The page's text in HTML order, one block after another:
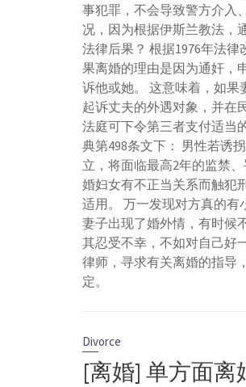
事犯罪，不会导致警方介入
况，因为根据伊斯兰教法，
法律后果？ 根据1976年法
果离婚的理由是因为通奸，
诉他或她。 这意味着，如
起诉丈夫的外遇对象，并在
法庭可下令第三者支付适当
典第498条文下： 男性若诱
立，将面临最高2年的监禁
婚妇女有不正当关系而触犯
适用。 万一发现对方真的
妻子出现了婚外情，有时候
其忍受不幸，不如对自己好
律师，寻求有关离婚的指导
定。
Divorce
[离婚] 单方面